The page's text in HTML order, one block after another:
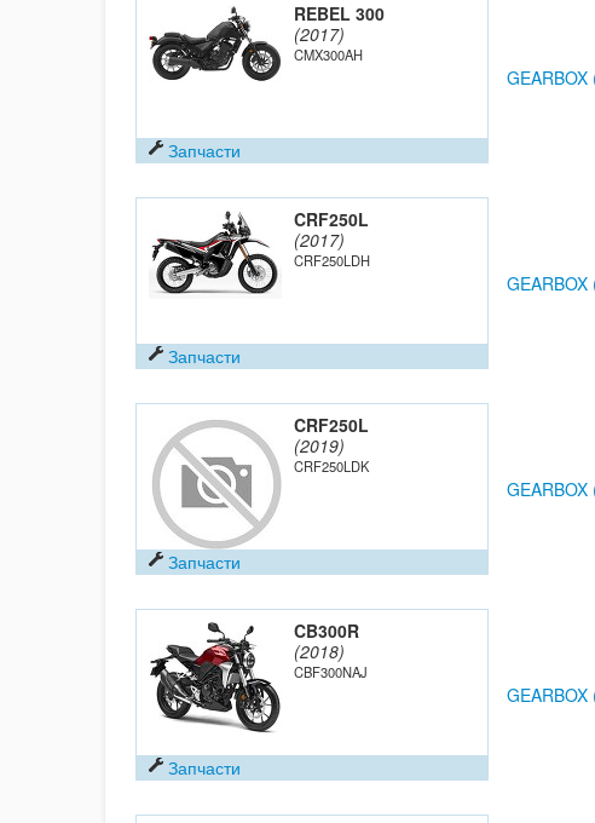
REBEL 300
(2017)
CMX300AH
Запчасти
GEARBOX
CRF250L
(2017)
CRF250LDH
Запчасти
GEARBOX
CRF250L
(2019)
CRF250LDK
Запчасти
GEARBOX
CB300R
(2018)
CBF300NAJ
Запчасти
GEARBOX